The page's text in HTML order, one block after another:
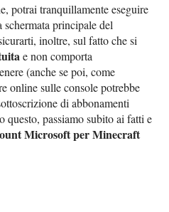
potrai tranquillamente eseguire
principale del
inoltre, sul fatto che si
e non comporta
(anche se poi, come
online sulle console potrebbe
di abbonamenti
questo, passiamo subito ai fatti e
Microsoft per Minecraft